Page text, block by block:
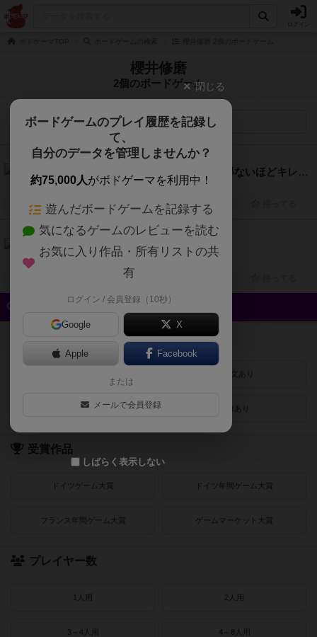
櫻井修磨
2個のボードゲーム
検索メニュー
6.2
からあげにレモンをかけるとあり得ないほどキレるお嬢様（Kala-age Lemon Princess）
4人～7人 10分～60分 12歳～ 2023年～
興味あり 経験あり お気に入り
6.1
ナベブギョー（Nabe-Bugyo）
経験あり
クイック検索
紹介文あり
レビューあり 画像あり
受賞作品
ドイツゲーム大賞 ドイツ年間ゲーム大賞
フランス年間ゲーム大賞 ゲームマーケット大賞
プレイヤー数
1人用 2人用
3～4人用 4～8人用
閉じる
ボードゲームのプレイ履歴を記録し
て、
自分のデータを管理しませんか？
約75,000人がボドゲーマを利用中！
遊んだボードゲームを記録する
気になるゲームのレビューを読む
お気に入り作品・所有リストの共
有
ログイン / 会員登録（10秒）
Google X
Apple Facebook
または
メールで会員登録
しばらく表示しない